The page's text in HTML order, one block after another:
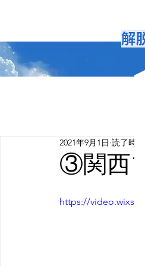
解
③関西
2021年9月1日 読了時間
https://